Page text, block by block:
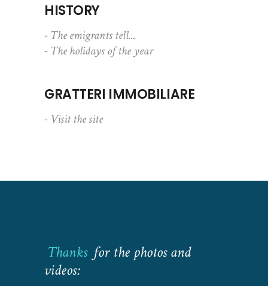
HISTORY
- The emigrants tell...
- The holidays of the year
GRATTERI IMMOBILIARE
- Visit the site
Thanks for the photos and
videos: